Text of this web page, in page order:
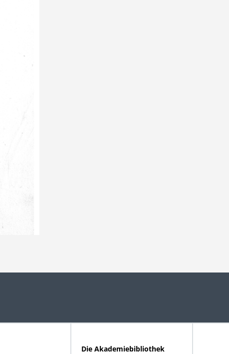
Die Akademiebibliothek